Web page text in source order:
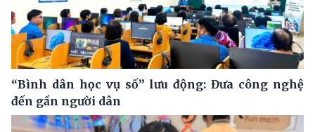
“Bình dân học vụ số” lưu động: Đưa công nghệ
đến gần người dân